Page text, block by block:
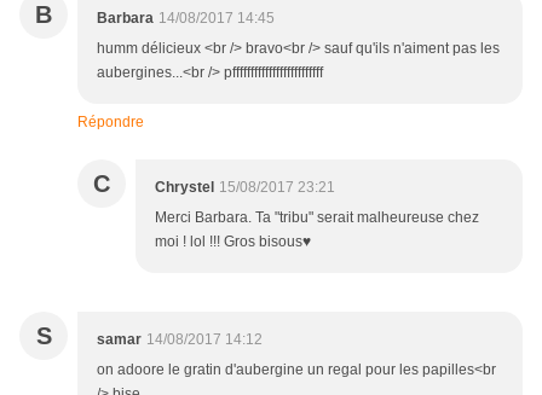
B Barbara 14/08/2017 14:45
humm délicieux <br /> bravo<br /> sauf qu'ils n'aiment pas les
aubergines...<br /> pfffffffffffffffffffffffff
Répondre
C Chrystel 15/08/2017 23:21
Merci Barbara. Ta "tribu" serait malheureuse chez
moi ! lol !!! Gros bisous♥
S samar 14/08/2017 14:12
on adoore le gratin d'aubergine un regal pour les papilles<br